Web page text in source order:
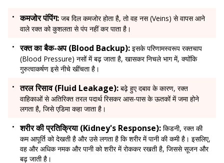
कमजोर पंपिंग: जब दिल कमजोर होता है, तो वह नस (Veins) से वापस आने
वाले रक्त को कुशलता से पंप नहीं कर पाता है।
रक्त का बैक-अप (Blood Backup): इसके परिणामस्वरूप रक्तचाप
(Blood Pressure) नसों में बढ़ जाता है, खासकर निचले भाग में, क्योंकि
गुरुत्वाकर्षण इसे नीचे खींचता है।
तरल रिसाव (Fluid Leakage): बढ़े हुए दबाव के कारण, रक्त
वाहिकाओं से अतिरिक्त तरल पदार्थ रिसकर आस-पास के ऊतकों में जमा होने
लगता है, जिसे एडिमा कहा जाता है।
शरीर की प्रतिक्रिया (Kidney's Response): किडनी, रक्त की
कम आपूर्ति को देखती है और उसे लगता है कि शरीर में पानी की कमी है। इसलिए,
वह और अधिक नमक और पानी को शरीर में रोककर रखती है, जिससे सूजन और
बढ़ जाती है।